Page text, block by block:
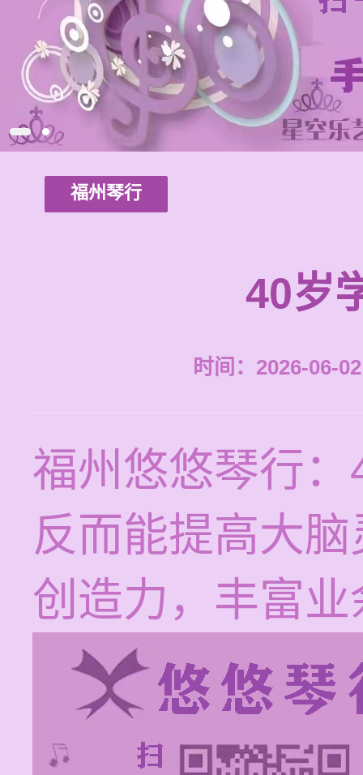
福州琴行
40岁
时间：2026-06-
福州悠悠琴行
反而能提高大
创造力，丰富